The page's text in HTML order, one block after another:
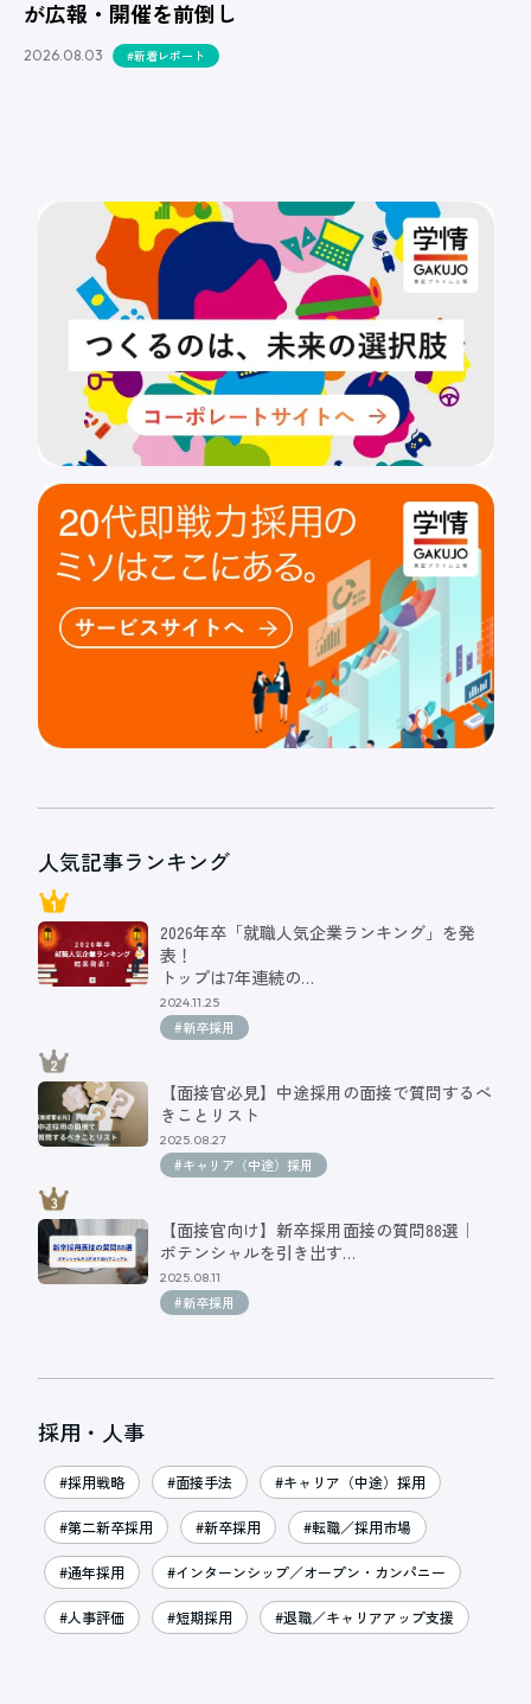
が広報・開催を前倒し
2026.08.03 #新着レポート
人気記事ランキング
2026年卒「就職人気企業ランキング」を発
表！
トップは7年連続の…
2024.11.25
#新卒採用
【面接官必見】中途採用の面接で質問するべ
きことリスト
2025.08.27
#キャリア（中途）採用
【面接官向け】新卒採用面接の質問88選｜
ポテンシャルを引き出す…
2025.08.11
#新卒採用
採用・人事
#採用戦略 #面接手法 #キャリア（中途）採用
#第二新卒採用 #新卒採用 #転職／採用市場
#通年採用 #インターンシップ／オープン・カンパニー
#人事評価 #短期採用 #退職／キャリアアップ支援